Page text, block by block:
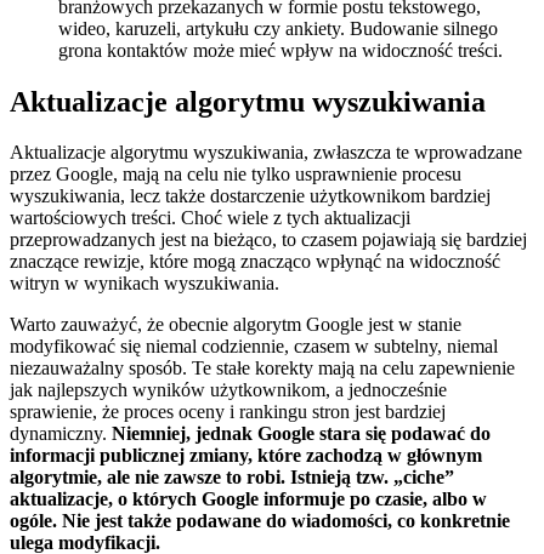
branżowych przekazanych w formie postu tekstowego,
wideo, karuzeli, artykułu czy ankiety. Budowanie silnego
grona kontaktów może mieć wpływ na widoczność treści.
Aktualizacje algorytmu wyszukiwania
Aktualizacje algorytmu wyszukiwania, zwłaszcza te wprowadzane
przez Google, mają na celu nie tylko usprawnienie procesu
wyszukiwania, lecz także dostarczenie użytkownikom bardziej
wartościowych treści. Choć wiele z tych aktualizacji
przeprowadzanych jest na bieżąco, to czasem pojawiają się bardziej
znaczące rewizje, które mogą znacząco wpłynąć na widoczność
witryn w wynikach wyszukiwania.
Warto zauważyć, że obecnie algorytm Google jest w stanie
modyfikować się niemal codziennie, czasem w subtelny, niemal
niezauważalny sposób. Te stałe korekty mają na celu zapewnienie
jak najlepszych wyników użytkownikom, a jednocześnie
sprawienie, że proces oceny i rankingu stron jest bardziej
dynamiczny. Niemniej, jednak Google stara się podawać do
informacji publicznej zmiany, które zachodzą w głównym
algorytmie, ale nie zawsze to robi. Istnieją tzw. „ciche”
aktualizacje, o których Google informuje po czasie, albo w
ogóle. Nie jest także podawane do wiadomości, co konkretnie
ulega modyfikacji.